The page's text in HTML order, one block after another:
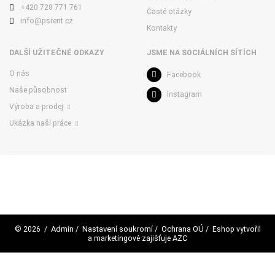
+420 728 771 761
info@psrent.cz
Časté otázky
Kontakty
DALŠÍ UŽITEČNÉ ODKAZY
O nás
Naše působnost
Výroba a prodej
Ukázka naší práce
JSME NA SOCIÁLNÍCH SÍTÍCH
Facebook
Instagram
© 2026 / Admin / Nastavení soukromí/ Ochrana OÚ / Eshop vytvořil
a marketingově zajišťuje AZC